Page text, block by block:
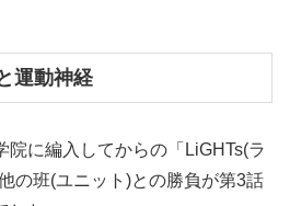
運動神経
院に編入してからの「LiGHTs(ラ
の班(ユニット)との勝負が第3話